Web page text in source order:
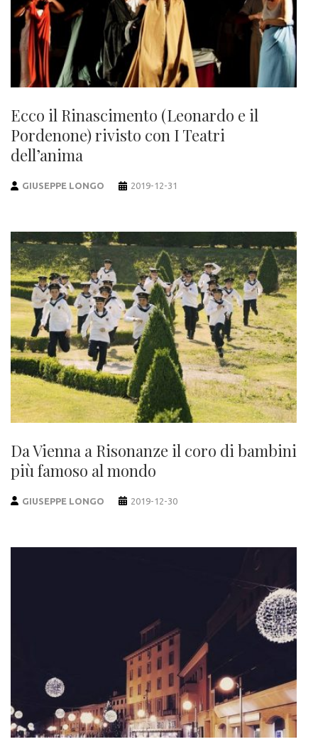
Ecco il Rinascimento (Leonardo e il
Pordenone) rivisto con I Teatri
dell’anima
GIUSEPPE LONGO 2019-12-31
Da Vienna a Risonanze il coro di bambini
più famoso al mondo
GIUSEPPE LONGO 2019-12-30